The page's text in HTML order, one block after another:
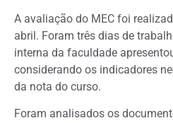
A avaliação do MEC foi
abril. Foram três dias de
interna da faculdade
considerando os indicadores
da nota do curso.
Foram analisados os